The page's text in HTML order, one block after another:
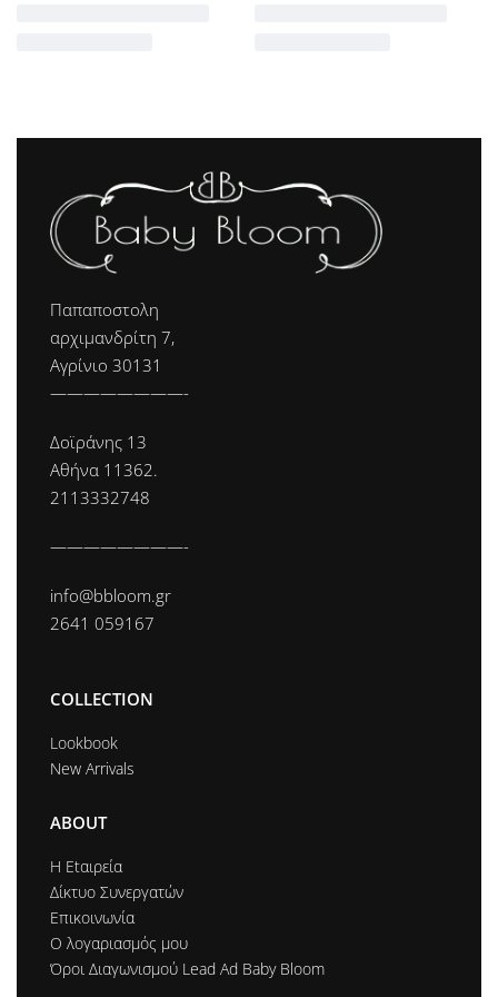
Παπαποστολη
αρχιμανδρίτη 7,
Αγρίνιο 30131
————————-
Δοϊράνης 13
Αθήνα 11362.
2113332748
————————-
info@bbloom.gr
2641 059167
COLLECTION
Lookbook
New Arrivals
ABOUT
Η Εtαιρεία
Δίκτυο Συνεργατών
Επικοινωνία
Ο λογαριασμός μου
Όροι Διαγωνισμού Lead Ad Baby Bloom